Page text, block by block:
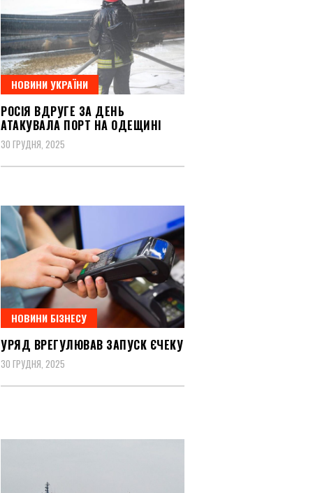
НОВИНИ УКРАЇНИ
РОСІЯ ВДРУГЕ ЗА ДЕНЬ
АТАКУВАЛА ПОРТ НА ОДЕЩИНІ
30 ГРУДНЯ, 2025
НОВИНИ БІЗНЕСУ
УРЯД ВРЕГУЛЮВАВ ЗАПУСК ЄЧЕКУ
30 ГРУДНЯ, 2025